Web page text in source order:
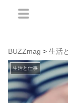
BUZZmag > 生活
生活と仕事